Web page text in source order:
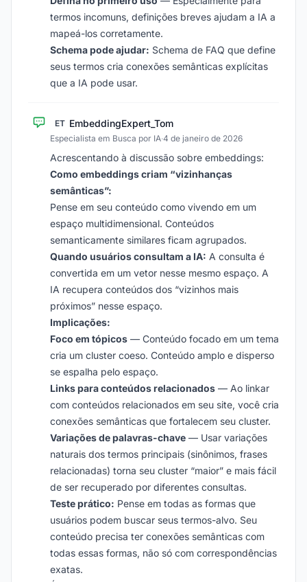
termos incomuns, definições breves ajudam a IA a
mapeá-los corretamente.
Schema pode ajudar: Schema de FAQ que define
seus termos cria conexões semânticas explícitas
que a IA pode usar.
ET EmbeddingExpert_Tom
Especialista em Busca por IA·4 de janeiro de 2026
Acrescentando à discussão sobre embeddings:
Como embeddings criam “vizinhanças
semânticas”:
Pense em seu conteúdo como vivendo em um
espaço multidimensional. Conteúdos
semanticamente similares ficam agrupados.
Quando usuários consultam a IA: A consulta é
convertida em um vetor nesse mesmo espaço. A
IA recupera conteúdos dos “vizinhos mais
próximos” nesse espaço.
Implicações:
Foco em tópicos — Conteúdo focado em um tema
cria um cluster coeso. Conteúdo amplo e disperso
se espalha pelo espaço.
Links para conteúdos relacionados — Ao linkar
com conteúdos relacionados em seu site, você cria
conexões semânticas que fortalecem seu cluster.
Variações de palavras-chave — Usar variações
naturais dos termos principais (sinônimos, frases
relacionadas) torna seu cluster “maior” e mais fácil
de ser recuperado por diferentes consultas.
Teste prático: Pense em todas as formas que
usuários podem buscar seus termos-alvo. Seu
conteúdo precisa ter conexões semânticas com
todas essas formas, não só com correspondências
exatas.